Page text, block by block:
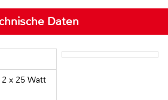
Daten
x 25 Watt